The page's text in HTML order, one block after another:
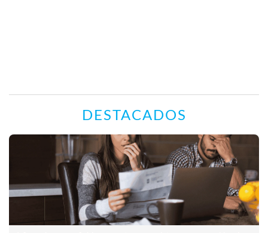
DESTACADOS